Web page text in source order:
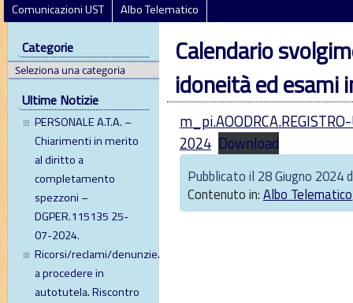
Comunicazioni UST
Albo Telematico
Categorie
Ultime Notizie
PERSONALE A.T.A. –
Chiarimenti in merito
al diritto a
completamento
spezzoni –
DGPER.115135 25-
07-2024.
Ricorsi/reclami/denunzie/diffide
a procedere in
autotutela. Riscontro
Calendario
idoneità ed esami
2024 Download
Pubblicato il 28 Giugno 2024
Contenuto in: Albo Telematico